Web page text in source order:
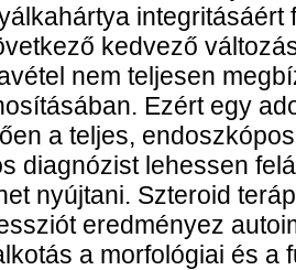
kedvező
nem teljesen
Ezért egy
a teljes,
diagnózist lehessen
nyújtani. Szteroid
eredményez
a morfológiai és a